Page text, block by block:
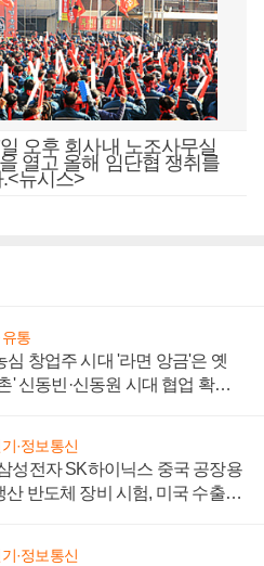
오후 회사내 노조사무실
열고 올해 임단협 쟁취를
뉴시스>
통
심 창업주 시대 '라면 앙금'은 옛
' 신동빈·신동원 시대 협업 확대
·정보통신
성전자 SK하이닉스 중국 공장용
산 반도체 장비 시험, 미국 수출통
·정보통신